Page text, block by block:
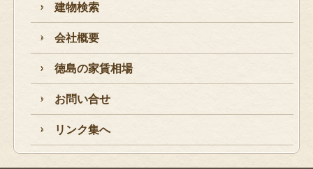
建物検索
会社概要
徳島の家賃相場
お問い合せ
リンク集へ